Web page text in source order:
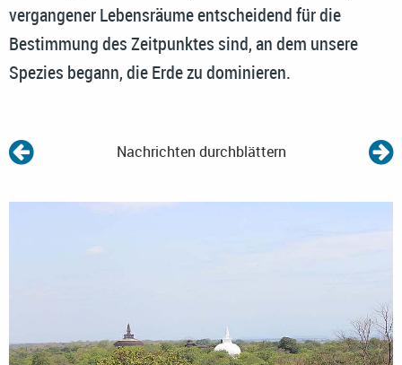
vergangener Lebensräume entscheidend für die
Bestimmung des Zeitpunktes sind, an dem unsere
Spezies begann, die Erde zu dominieren.
Nachrichten durchblättern